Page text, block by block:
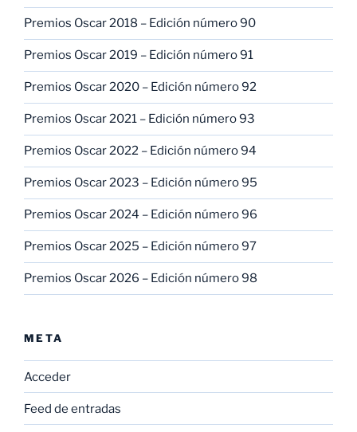
Premios Oscar 2018 – Edición número 90
Premios Oscar 2019 – Edición número 91
Premios Oscar 2020 – Edición número 92
Premios Oscar 2021 – Edición número 93
Premios Oscar 2022 – Edición número 94
Premios Oscar 2023 – Edición número 95
Premios Oscar 2024 – Edición número 96
Premios Oscar 2025 – Edición número 97
Premios Oscar 2026 – Edición número 98
META
Acceder
Feed de entradas